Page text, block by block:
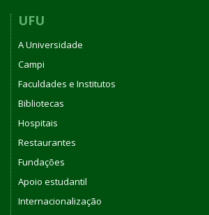
UFU
A Universidade
Campi
Faculdades e Institutos
Bibliotecas
Hospitais
Restaurantes
Fundações
Apoio estudantil
Internacionalização